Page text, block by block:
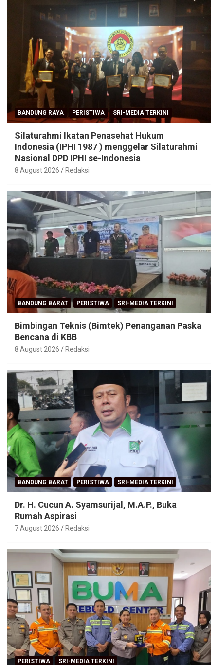
BANDUNG RAYA PERISTIWA SRI-MEDIA TERKINI
Silaturahmi Ikatan Penasehat Hukum
Indonesia (IPHI 1987 ) menggelar Silaturahmi
Nasional DPD IPHI se-Indonesia
8 August 2026 Redaksi
BANDUNG BARAT PERISTIWA SRI-MEDIA TERKINI
Bimbingan Teknis (Bimtek) Penanganan Paska
Bencana di KBB
8 August 2026 Redaksi
BANDUNG BARAT PERISTIWA SRI-MEDIA TERKINI
Dr. H. Cucun A. Syamsurijal, M.A.P., Buka
Rumah Aspirasi
7 August 2026 Redaksi
PERISTIWA SRI-MEDIA TERKINI